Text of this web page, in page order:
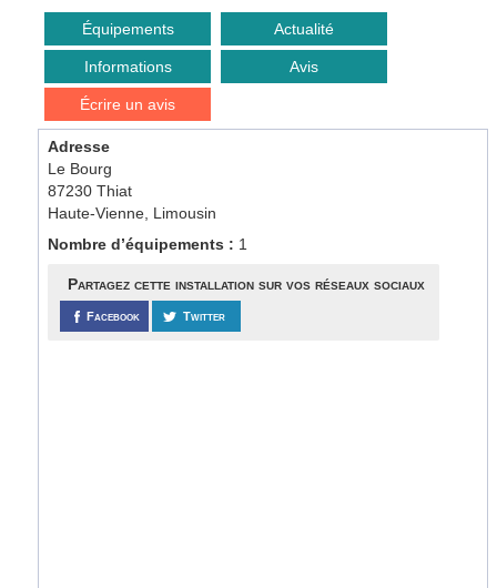
Équipements Actualité
Informations Avis
Écrire un avis
Adresse
Le Bourg
87230 Thiat
Haute-Vienne, Limousin
Nombre d’équipements : 1
Partagez cette installation sur vos réseaux sociaux
Facebook Twitter